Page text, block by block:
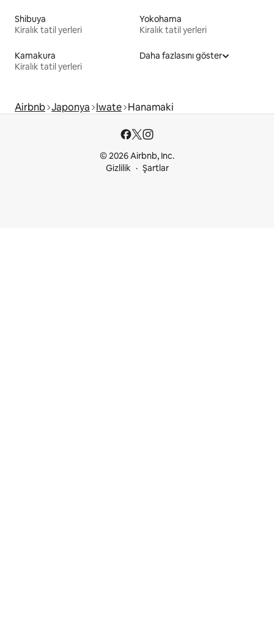
Shibuya
Kiralık tatil yerleri
Yokohama
Kiralık tatil yerleri
Kamakura
Kiralık tatil yerleri
Daha fazlasını göster
Airbnb Japonya Iwate Hanamaki
© 2026 Airbnb, Inc.
Gizlilik
Şartlar